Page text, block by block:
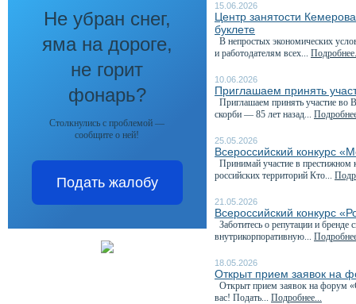
Не убран снег,
яма на дороге,
не горит
фонарь?
Столкнулись с проблемой —
сообщите о ней!
Подать жалобу
15.06.2026
Центр занятости
буклете
В непростых экономических
и работодателям всех...
10.06.2026
Приглашаем принять
Приглашаем принять участие во
скорби — 85 лет назад...
25.05.2026
Всероссийский конкурс
Принимай участие в престижном
российских территорий Кто...
21.05.2026
Всероссийский конкурс
Заботитесь о репутации и бренде
внутрикорпоративную...
18.05.2026
Открыт прием заявок на
Открыт прием заявок на форум
вас! Подать... Подробнее...